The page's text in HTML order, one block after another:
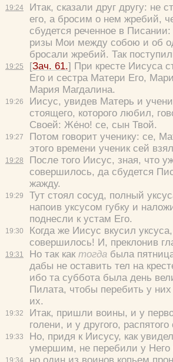
19:24
19:25
19:26
19:27
19:28
19:29
19:30
19:31
19:32
19:33
19:34
Итак, сказали друг другу: не
его, а бросим о нем жребий,
сбудется реченное в Писании:
ризы Мои между собою и об
бросали жребий. Так
[Зач. 61.] При кресте Иисуса
Его и сестра Матери Его,
Мария Магдалина.
Иисус, увидев Матерь и
стоящего, которого любил,
Своей: Же́но! се, сын Твой.
Потом говорит ученику: се,
этого времени ученик сей
После того Иисус, зная, что
совершилось, да сбудется
жажду.
Тут стоял сосуд, полный
напоив уксусом губку и
поднесли к устам Его.
Когда же Иисус вкусил
совершилось! И, преклонив
Но так как тогда была
дабы не оставить тел на
ибо та суббота была день
Пилата, чтобы перебить у них
их.
Итак, пришли воины, и у
голени, и у другого,
Но, придя к Иисусу, как
умершим, не перебили у Него
но один из воинов копьем
Вход
Регистрация
Цвет:
Удалить